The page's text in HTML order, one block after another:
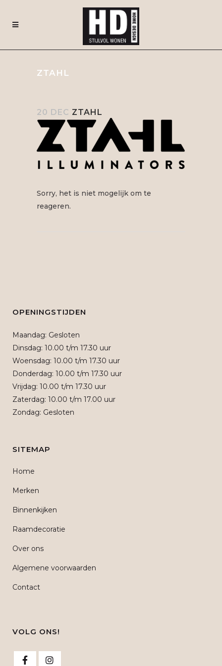
ZTAHL
20 DEC ZTAHL
Sorry, het is niet mogelijk om te
reageren.
OPENINGSTIJDEN
Maandag: Gesloten
Dinsdag: 10.00 t/m 17.30 uur
Woensdag: 10.00 t/m 17.30 uur
Donderdag: 10.00 t/m 17.30 uur
Vrijdag: 10.00 t/m 17.30 uur
Zaterdag: 10.00 t/m 17.00 uur
Zondag: Gesloten
SITEMAP
Home
Merken
Binnenkijken
Raamdecoratie
Over ons
Algemene voorwaarden
Contact
VOLG ONS!